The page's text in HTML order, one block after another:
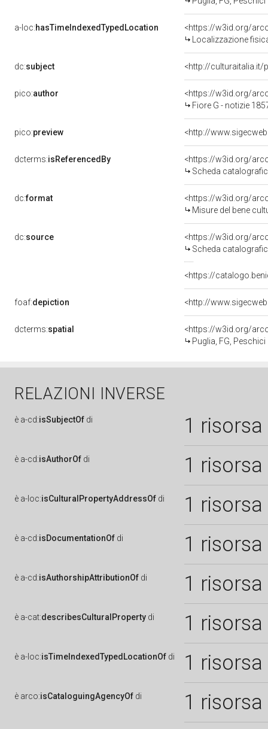
a-loc:hasTimeIndexedTypedLocation
<https://w3id.org/
Localizzazione
dc:subject <http://culturaitalia.it/
pico:author
<https://w3id.org/
Fiore G - notizie
pico:preview <http://
dcterms:isReferencedBy
<https://w3id.org/
Scheda
dc:format
<https://w3id.org/
Misure del bene
dc:source
<https://w3id.org/
Scheda
<https://
foaf:depiction <http://
dcterms:spatial
<https://w3id.org/
Puglia, FG, Peschici
RELAZIONI INVERSE
è a-cd:isSubjectOf di 1 risorsa
è a-cd:isAuthorOf di 1 risorsa
è a-loc:isCulturalPropertyAddressOf di 1 risorsa
è a-cd:isDocumentationOf di 1 risorsa
è a-cd:isAuthorshipAttributionOf di 1 risorsa
è a-cat:describesCulturalProperty di 1 risorsa
è a-loc:isTimeIndexedTypedLocationOf di 1 risorsa
è arco:isCataloguingAgencyOf di 1 risorsa